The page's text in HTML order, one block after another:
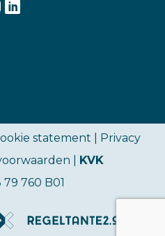
statement | Privacy
KVK
760 B01